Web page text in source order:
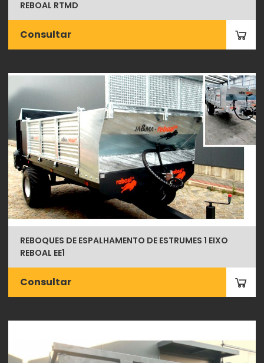
REBOAL RTMD
Consultar
REBOQUES DE ESPALHAMENTO DE ESTRUMES 1 EIXO
REBOAL EE1
Consultar